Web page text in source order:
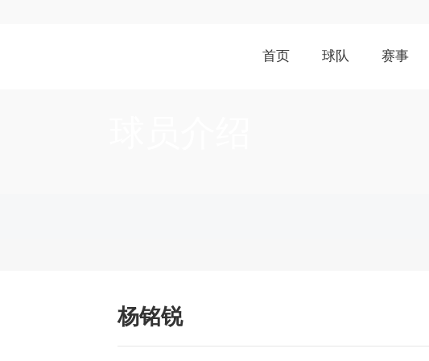
首页 球队 赛事
杨铭锐